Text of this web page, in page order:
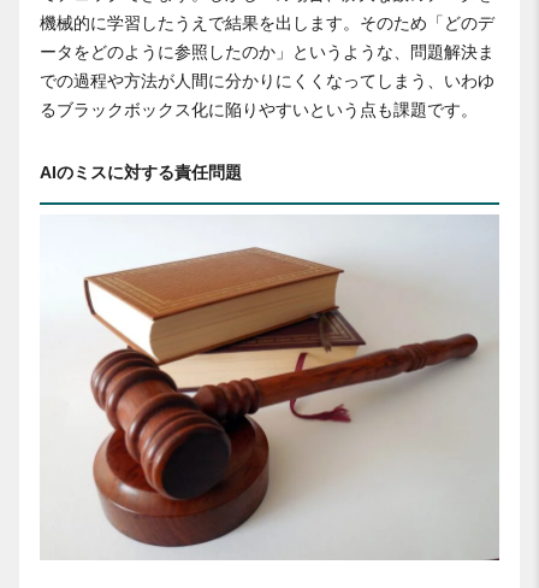
機械的に学習したうえで結果を出します。そのため「どのデ
ータをどのように参照したのか」というような、問題解決ま
での過程や方法が人間に分かりにくくなってしまう、いわゆ
るブラックボックス化に陥りやすいという点も課題です。
AIのミスに対する責任問題